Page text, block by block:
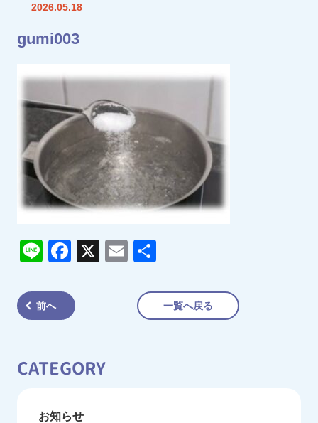
2026.05.18
gumi003
LineFacebook
X Email
共
前へ 一覧へ戻る
CATEGORY
お知らせ